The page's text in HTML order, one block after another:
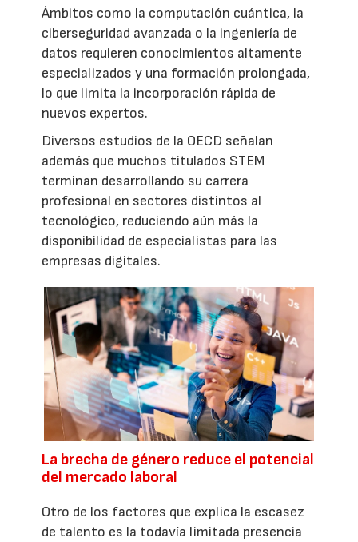
Ámbitos como la computación cuántica, la
ciberseguridad avanzada o la ingeniería de
datos requieren conocimientos altamente
especializados y una formación prolongada,
lo que limita la incorporación rápida de
nuevos expertos.
Diversos estudios de la OECD señalan
además que muchos titulados STEM
terminan desarrollando su carrera
profesional en sectores distintos al
tecnológico, reduciendo aún más la
disponibilidad de especialistas para las
empresas digitales.
La brecha de género reduce el potencial
del mercado laboral
Otro de los factores que explica la escasez
de talento es la todavía limitada presencia